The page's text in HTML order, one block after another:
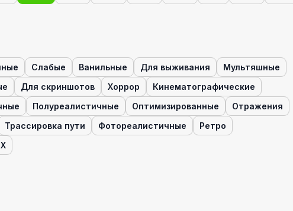
Слабые Ванильные Для выживания
Мультяшные
Для скриншотов Хоррор
Кинематографические
Полуреалистичные Оптимизированные
Отражения
Трассировка пути Фотореалистичные
Ретро